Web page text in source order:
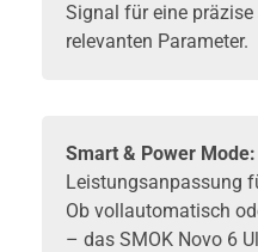
Signal für eine
relevanten Parameter.
Smart & Power Mode:
Leistungsanpassung
Ob vollautomatisch
– das SMOK Novo 6